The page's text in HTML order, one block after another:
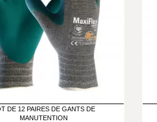
DE 12 PAIRES DE GANTS DE
MANUTENTION